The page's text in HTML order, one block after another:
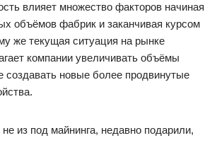
влияет множество факторов начиная
объёмов фабрик и заканчивая курсом
же текущая ситуация на рынке
компании увеличивать объёмы
создавать новые более продвинутые
из под майнинга, недавно подарили,